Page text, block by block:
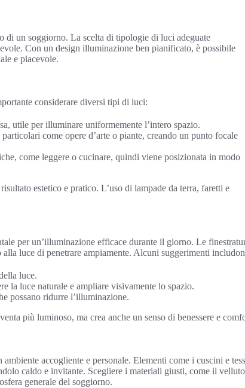
di un soggiorno. La scelta di tipologie di luci adeguate
Con un design illuminazione ben pianificato, è possibile
e piacevole.
considerare diversi tipi di luci:
utile per illuminare uniformemente l’intero spazio.
come opere d’arte o piante, creando un punto focale
come leggere o cucinare, quindi viene posizionata in modo
estetico e pratico. L’uso di lampade da terra, faretti e
per un’illuminazione efficace durante il giorno. Le
luce di penetrare ampiamente. Alcuni suggerimenti
luce.
la luce naturale e ampliare visivamente lo spazio.
possano ridurre l’illuminazione.
più luminoso, ma crea anche un senso di benessere e
accogliente e personale. Elementi come i cuscini e
caldo e invitante. Scegliere i materiali giusti, come il
generale del soggiorno.